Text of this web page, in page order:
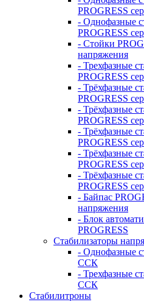
PROGRESS
- Однофазные
PROGRESS
- Стойки
напряжения
- Трехфазные
PROGRESS
- Трёхфазные
PROGRESS
- Трёхфазные
PROGRESS
- Трёхфазные
PROGRESS
- Трёхфазные
PROGRESS
- Трёхфазные
PROGRESS
- Байпас
напряжения
- Блок
PROGRESS
Стабилизаторы
- Однофазные
ССК
- Трехфазные
ССК
Стабилитроны